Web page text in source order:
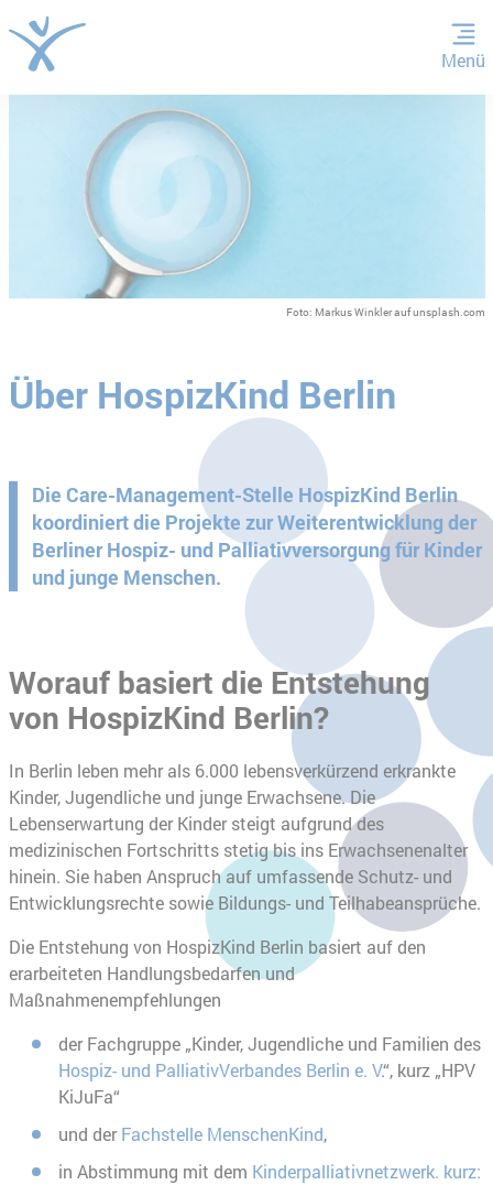
ZUM HAUPTINHALT SPRINGEN
ZUR SUCHE SPRINGEN
Menü
Foto: Markus Winkler auf unsplash.com
Über HospizKind Berlin
Die Care-Management-Stelle HospizKind Berlin
koordiniert die Projekte zur Weiterentwicklung der
Berliner Hospiz- und Palliativversorgung für Kinder
und junge Menschen.
Worauf basiert die Entstehung
von HospizKind Berlin?
In Berlin leben mehr als 6.000 lebensverkürzend erkrankte
Kinder, Jugendliche und junge Erwachsene. Die
Lebenserwartung der Kinder steigt aufgrund des
medizinischen Fortschritts stetig bis ins Erwachsenenalter
hinein. Sie haben Anspruch auf umfassende Schutz- und
Entwicklungsrechte sowie Bildungs- und Teilhabeansprüche.
Die Entstehung von HospizKind Berlin basiert auf den
erarbeiteten Handlungsbedarfen und
Maßnahmenempfehlungen
der Fachgruppe „Kinder, Jugendliche und Familien des
Hospiz- und PalliativVerbandes Berlin e. V.“, kurz „HPV
KiJuFa“
und derFachstelle MenschenKind,
in Abstimmung mit dem Kinderpalliativnetzwerk. kurz: